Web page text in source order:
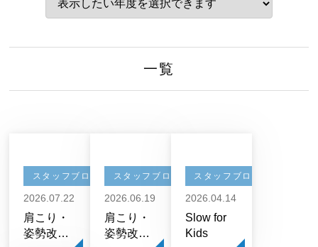
一覧
スタッフブログ
2026.07.22
肩こり・
姿勢改善
スタッフブログ
2026.06.19
肩こり・
姿勢改善
スタッフブログ
2026.04.14
Slow for
Kids